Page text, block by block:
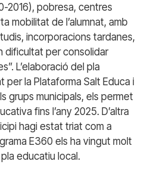
2016), pobresa, centres
mobilitat de l’alumnat, amb
incorporacions tardanes,
dificultat per consolidar
L’elaboració del pla
per la Plataforma Salt Educa i
grups municipals, els permet
fins l’any 2025. D’altra
hagi estat triat com a
E360 els ha vingut molt
educatiu local.